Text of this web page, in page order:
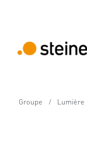
Groupe Lumière